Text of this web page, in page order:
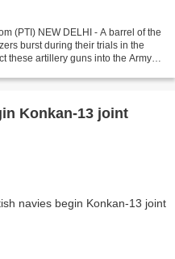
(PTI) NEW DELHI - A barrel of the
burst during their trials in the
these artillery guns into the Army.
Konkan-13 joint